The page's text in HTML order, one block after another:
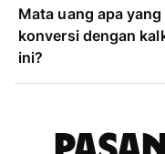
Mata uang apa
konversi dengan
ini?